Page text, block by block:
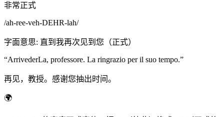
非常正式
/ah-ree-veh-DEHR-lah/
字面意思: 直到我再次见到您（正式）
“ArrivederLa, professore. La ringrazio per il suo tempo.”
再见，教授。感谢您抽出时间。
🌍